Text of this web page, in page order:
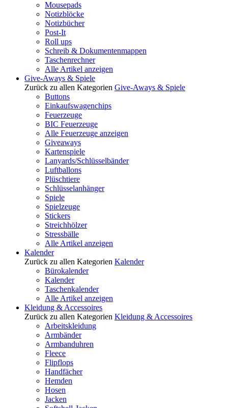
Mousepads
Notizblöcke
Notizbücher
Post-It
Roll ups
Schreib & Dokumentenmappen
Taschenrechner
Alle Artikel anzeigen
Give-Aways & Spiele
Zurück zu allen Kategorien Give-Aways & Spiele
Buttons
Einkaufswagenchips
Feuerzeuge
BIC Feuerzeuge
Alle Feuerzeuge anzeigen
Giveaways
Kartenspiele
Lanyards/Schlüsselbänder
Luftballons
Plüschtiere
Schlüsselanhänger
Spiele
Spielzeuge
Stickers
Streichhölzer
Stressbälle
Alle Artikel anzeigen
Kalender
Zurück zu allen Kategorien Kalender
Bürokalender
Kalender
Taschenkalender
Alle Artikel anzeigen
Kleidung & Accessoires
Zurück zu allen Kategorien Kleidung & Accessoires
Arbeitskleidung
Armbänder
Armbanduhren
Fleece
Flipflops
Handfächer
Hemden
Hosen
Jacken